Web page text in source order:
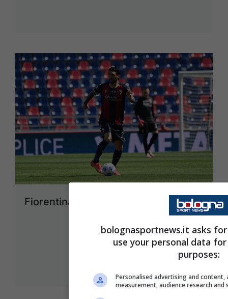
Fiorentina interessata a Soriano
20 Maggio 2021 - 10:49
bolognasportnews.it asks
use your personal data
purposes:
Personalised advertising and
measurement, audience research and